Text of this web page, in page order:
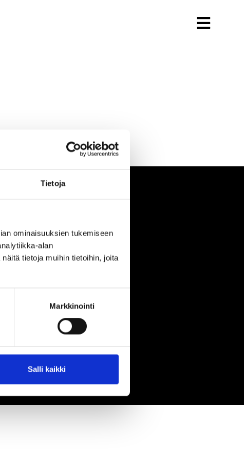
Tietoja
ominaisuuksien tukemiseen
alan
tietoja muihin tietoihin, joita
Markkinointi
Salli kaikki